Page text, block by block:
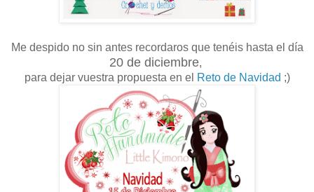
Me despido no sin antes recordaros que tenéis hasta el día
20 de diciembre,
para dejar vuestra propuesta en el Reto de Navidad ;)